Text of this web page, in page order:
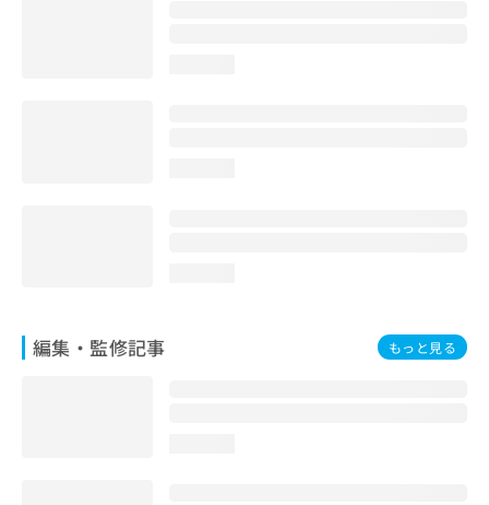
編集・監修記事 もっと見る